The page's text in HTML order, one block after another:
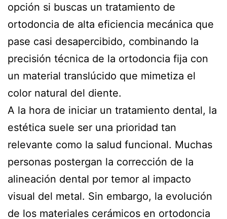
opción si buscas un tratamiento de
ortodoncia de alta eficiencia mecánica que
pase casi desapercibido, combinando la
precisión técnica de la ortodoncia fija con
un material translúcido que mimetiza el
color natural del diente.
A la hora de iniciar un tratamiento dental, la
estética suele ser una prioridad tan
relevante como la salud funcional. Muchas
personas postergan la corrección de la
alineación dental por temor al impacto
visual del metal. Sin embargo, la evolución
de los materiales cerámicos en ortodoncia